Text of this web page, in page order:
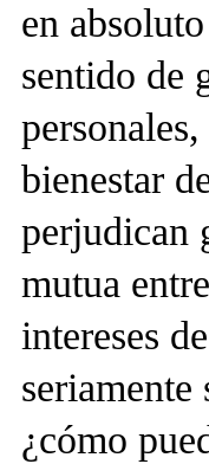
en
sentido de
bienestar
perjudican
mutua
intereses
seriamente
¿cómo